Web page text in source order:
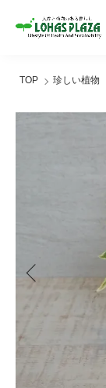
TOP 珍しい植物